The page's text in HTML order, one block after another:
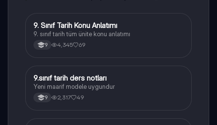
Tarih
9. Sınıf Tarih Konu Anlatımı
9. sınıf tarih tüm ünite konu anlatımı
9 4,345 69
Tarih
9.sınıf tarih ders notları
Yeni maarif modele uygundur
9 2,317 49